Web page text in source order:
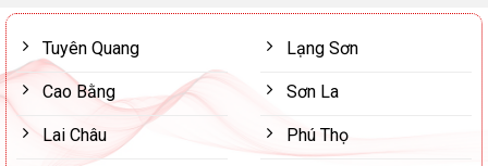
Tuyên Quang
Cao Bằng
Lai Châu
Lạng Sơn
Sơn La
Phú Thọ